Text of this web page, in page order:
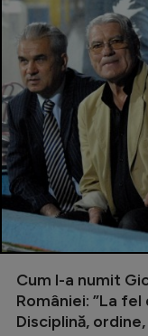
Auto
Alte
JO
JO
Cum l-a numit
României: ”La
Disciplină,